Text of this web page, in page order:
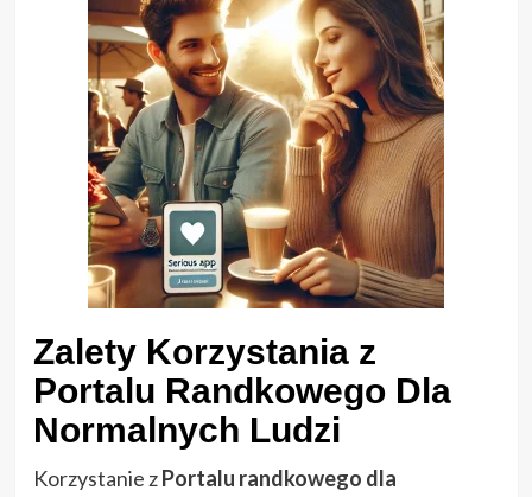
Zalety Korzystania z
Portalu Randkowego Dla
Normalnych Ludzi
Korzystanie zPortalu randkowego dla